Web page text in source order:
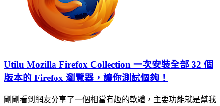
Utilu Mozilla Firefox Collection 一次安裝全部 32 個
版本的 Firefox 瀏覽器，讓你測試個夠！
剛剛看到網友分享了一個相當有趣的軟體，主要功能就是幫我